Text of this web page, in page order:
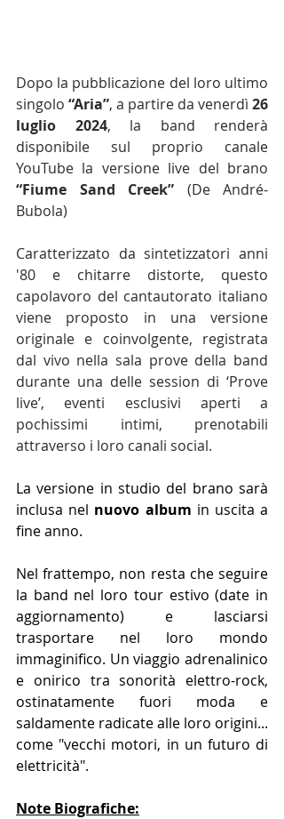
Dopo la pubblicazione del loro ultimo
singolo “Aria”, a partire da venerdì 26
luglio 2024, la band renderà
disponibile sul proprio canale
“Fiume Sand Creek” (De André-
Bubola)
Caratterizzato da sintetizzatori anni
'80 e chitarre distorte, questo
capolavoro del cantautorato italiano
viene proposto in una versione
originale e coinvolgente, registrata
dal vivo nella sala prove della band
durante una delle session di ‘Prove
live’, eventi esclusivi aperti a
pochissimi intimi, prenotabili
attraverso i loro canali social.
La versione in studio del brano sarà
inclusa nel nuovo album in uscita a
fine anno.
Nel frattempo, non resta che seguire
la band nel loro tour estivo (date in
aggiornamento) e lasciarsi
trasportare nel loro mondo
immaginifico. Un viaggio adrenalinico
e onirico tra sonorità elettro-rock,
ostinatamente fuori moda e
saldamente radicate alle loro origini...
come "vecchi motori, in un futuro di
elettricità".
Note Biografiche: